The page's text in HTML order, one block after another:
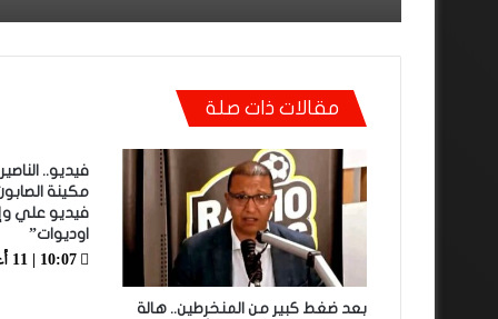
مقالات ذات صلة
بعد ضغط كبير من المنخرطين.. هالة
فيديو..
مكينة
فيديو علي
اوديوات”
10:07 | 11 أغسطس، 2023